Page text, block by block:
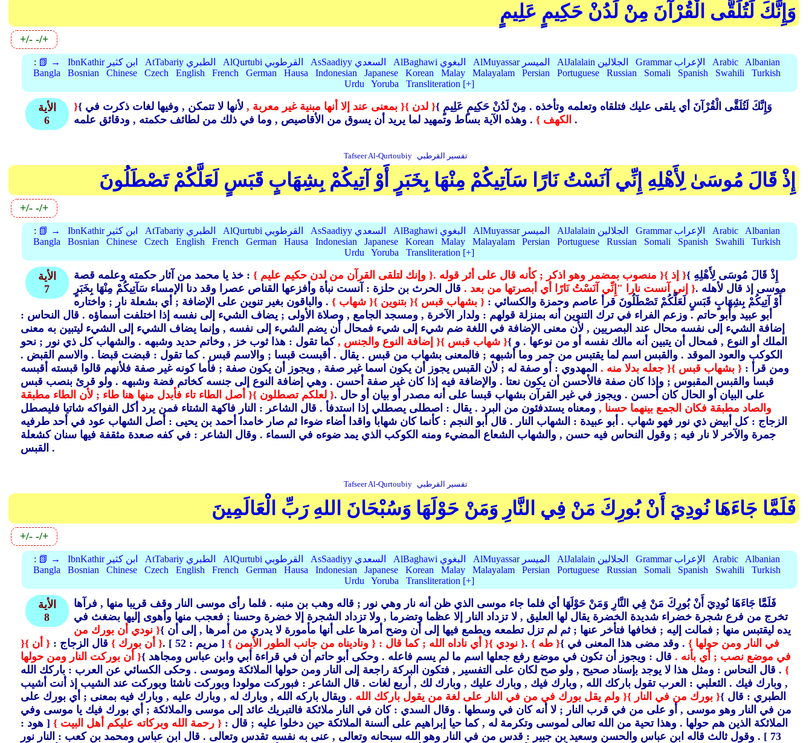
وَإِنَّكَ لَتُلَقَّى الْقُرْآنَ مِنْ لَدُنْ حَكِيمٍ عَلِيمٍ
+/--/+
: 📗 → IbnKathir ابن كثير AtTabariy الطبري AlQurtubi القرطوبي AsSaadiyy السعدي AlBaghawi البغوي AlMuyassar الميسر AlJalalain الجلالين Grammar الإعراب Arabic
Albanian
Bangla
Bosnian Chinese Czech English French German Hausa Indonesian Japanese Korean Malay Malayalam Persian Portuguese Russian Somali Spanish Swahili
Turkish
Urdu
Yoruba Transliteration [+]
الأية
6
وَإِنَّكَ لَتُلَقَّى الْقُرْآنَ أي يلقى عليك فتلقاه وتعلمه وتأخذه . مِنْ لَدُنْ حَكِيمٍ عَلِيمٍ }{ لدن }{ بمعنى عند إلا أنها مبنية غير معربة ,لأنها لا تتمكن , وفيها لغات ذكرت في }{
الكهف } . وهذه الآية بساط وتمهيد لما يريد أن يسوق من الأقاصيص , وما في ذلك من لطائف حكمته , ودقائق علمه .
Tafseer Al-Qurtoubiy تفسير القرطبي
إِذْ قَالَ مُوسَىٰ لِأَهْلِهِ إِنِّي آنَسْتُ نَارًا سَآتِيكُمْ مِنْهَا بِخَبَرٍ أَوْ آتِيكُمْ بِشِهَابٍ قَبَسٍ لَعَلَّكُمْ تَصْطَلُونَ
+/--/+
: 📗 → IbnKathir ابن كثير AtTabariy الطبري AlQurtubi القرطوبي AsSaadiyy السعدي AlBaghawi البغوي AlMuyassar الميسر AlJalalain الجلالين Grammar الإعراب Arabic
Albanian
Bangla
Bosnian Chinese Czech English French German Hausa Indonesian Japanese Korean Malay Malayalam Persian Portuguese Russian Somali Spanish Swahili
Turkish
Urdu
Yoruba Transliteration [+]
الأية
7
إِذْ قَالَ مُوسَى لِأَهْلِهِ }{ إذ }{ منصوب بمضمر وهو اذكر ; كأنه قال على أثر قوله .{ وإنك لتلقى القرآن من لدن حكيم عليم } : خذ يا محمد من آثار حكمته وعلمه قصة
موسى إذ قال لأهله .{ إني آنست نارا "إِنِّي آنَسْتُ نَارًا أي أبصرتها من بعد . قال الحرث بن حلزة : آنست نبأة وأفزعها القناص عصرا وقد دنا الإمساء سَآتِيكُمْ مِنْهَا بِخَبَرٍ
أَوْ آتِيكُمْ بِشِهَابٍ قَبَسٍ لَعَلَّكُمْ تَصْطَلُونَ قرأ عاصم وحمزة والكسائي :{ بشهاب قبس }{ بتنوين }{ شهاب } . والباقون بغير تنوين على الإضافة ; أي بشعلة نار ; واختاره
أبو عبيد وأبو حاتم . وزعم الفراء في ترك التنوين أنه بمنزلة قولهم : ولدار الآخرة , ومسجد الجامع , وصلاة الأولى ; يضاف الشيء إلى نفسه إذا اختلفت أسماؤه . قال النحاس :
إضافة الشيء إلى نفسه محال عند البصريين ,لأن معنى الإضافة في اللغة ضم شيء إلى شيء فمحال أن يضم الشيء إلى نفسه , وإنما يضاف الشيء إلى الشيء ليتبين به معنى
الملك أو النوع , فمحال أن يتبين أنه مالك نفسه أو من نوعها . و }{ شهاب قبس }{ إضافة النوع والجنس ,كما تقول : هذا ثوب خز , وخاتم حديد وشبهه . والشهاب كل ذي نور ; نحو
الكوكب والعود الموقد . والقبس اسم لما يقتبس من جمر وما أشبهه ; فالمعنى بشهاب من قبس . يقال . أقبست قبسا ; والاسم قبس . كما تقول : قبضت قبضا . والاسم القبض .
ومن قرأ :{ بشهاب قبس }{ جعله بدلا منه . المهدوي : أو صفة له ; لأن القبس يجوز أن يكون اسما غير صفة , ويجوز أن يكون صفة ; فأما كونه غير صفة فلأنهم قالوا قبسته أقبسه
قبسا والقبس المقبوس ; وإذا كان صفة فالأحسن أن يكون نعتا . والإضافة فيه إذا كان غير صفة أحسن . وهي إضافة النوع إلى جنسه كخاتم فضة وشبهه . ولو قرئ بنصب قبس
على البيان أو الحال كان أحسن . ويجوز في غير القرآن بشهاب قبسا على أنه مصدر أو بيان أو حال .{ لعلكم تصطلون }{ أصل الطاء تاء فأبدل منها هنا طاء ; لأن الطاء مطبقة
والصاد مطبقة فكان الجمع بينهما حسنا , ومعناه يستدفئون من البرد . يقال : اصطلى يصطلي إذا استدفأ . قال الشاعر : النار فاكهة الشتاء فمن يرد أكل الفواكه شاتيا فليصطل
الزجاج : كل أبيض ذي نور فهو شهاب . أبو عبيدة : الشهاب النار . قال أبو النجم : كأنما كان شهابا واقدا أضاء ضوءا ثم صار خامدا أحمد بن يحيى : أصل الشهاب عود في أحد طرفيه
جمرة والآخر لا نار فيه ; وقول النحاس فيه حسن , والشهاب الشعاع المضيء ومنه الكوكب الذي يمد ضوءه في السماء . وقال الشاعر : في كفه صعدة مثقفة فيها سنان كشعلة
القبس .
Tafseer Al-Qurtoubiy تفسير القرطبي
فَلَمَّا جَاءَهَا نُودِيَ أَنْ بُورِكَ مَنْ فِي النَّارِ وَمَنْ حَوْلَهَا وَسُبْحَانَ اللهِ رَبِّ الْعَالَمِينَ
+/--/+
: 📗 → IbnKathir ابن كثير AtTabariy الطبري AlQurtubi القرطوبي AsSaadiyy السعدي AlBaghawi البغوي AlMuyassar الميسر AlJalalain الجلالين Grammar الإعراب Arabic
Albanian
Bangla
Bosnian Chinese Czech English French German Hausa Indonesian Japanese Korean Malay Malayalam Persian Portuguese Russian Somali Spanish Swahili
Turkish
Urdu
Yoruba Transliteration [+]
الأية
8
فَلَمَّا جَاءَهَا نُودِيَ أَنْ بُورِكَ مَنْ فِي النَّارِ وَمَنْ حَوْلَهَا أي فلما جاء موسى الذي ظن أنه نار وهي نور ; قاله وهب بن منبه . فلما رأى موسى النار وقف قريبا منها , فرآها
تخرج من فرع شجرة خضراء شديدة الخضرة يقال لها العليق ,لا تزداد النار إلا عظما وتضرما , ولا تزداد الشجرة إلا خضرة وحسنا ; فعجب منها وأهوى إليها بضغث في
يده ليقتبس منها ; فمالت إليه ; فخافها فتأخر عنها ; ثم لم تزل تطمعه ويطمع فيها إلى أن وضح أمرها على أنها مأمورة لا يدري من أمرها , إلى أن }{ نودي أن بورك من
في النار ومن حولها } . وقد مضى هذا المعنى في }{ طه } .{ نودي }{ أي ناداه الله ; كما قال :{ وناديناه من جانب الطور الأيمن } [ مريم : 52 ] . { أن بورك } قال الزجاج :{ أن }{
في موضع نصب ; أي بأنه . قال : ويجوز أن تكون في موضع رفع جعلها اسم ما لم يسم فاعله . وحكى أبو حاتم أن في قراءة أبي وابن عباس ومجاهد }{ أن بوركت النار ومن حولها
} . قال النحاس : ومثل هذا لا يوجد بإسناد صحيح , ولو صح لكان على التفسير , فتكون البركة راجعة إلى النار ومن حولها الملائكة وموسى . وحكى الكسائي عن العرب : باركك الله
, وبارك فيك . الثعلبي : العرب تقول باركك الله , وبارك فيك , وبارك عليك , وبارك لك , أربع لغات . قال الشاعر : فبوركت مولودا وبوركت ناشئا وبوركت عند الشيب إذ أنت أشيب
الطبري : قال }{ بورك من في النار }{ ولم يقل بورك في من في النار على لغة من يقول باركك الله . ويقال باركه الله , وبارك له , وبارك عليه , وبارك فيه بمعنى ; أي بورك على
من في النار وهو موسى , أو على من في قرب النار ; لا أنه كان في وسطها . وقال السدي : كان في النار ملائكة فالتبريك عائد إلى موسى والملائكة ; أي بورك فيك يا موسى وفي
الملائكة الذين هم حولها . وهذا تحية من الله تعالى لموسى وتكرمة له ,كما حيا إبراهيم على ألسنة الملائكة حين دخلوا عليه ; قال :{ رحمة الله وبركاته عليكم أهل البيت } [ هود :
73 ] .
وقول ثالث قاله ابن عباس والحسن وسعيد بن جبير : قدس من في النار وهو الله سبحانه وتعالى , عنى به نفسه تقدس وتعالى . قال ابن عباس ومحمد بن كعب : النار نور